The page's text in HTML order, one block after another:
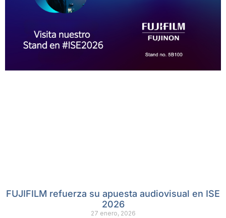
FUJIFILM refuerza su apuesta audiovisual en ISE
2026
27 enero, 2026